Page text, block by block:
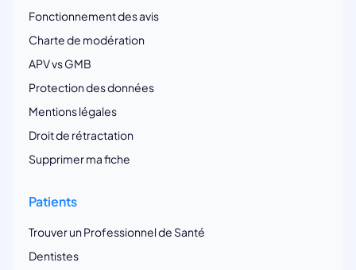
Fonctionnement des avis
Charte de modération
APV vs GMB
Protection des données
Mentions légales
Droit de rétractation
Supprimer ma fiche
Patients
Trouver un Professionnel de Santé
Dentistes